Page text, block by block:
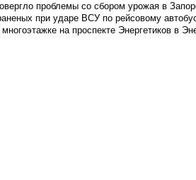
проблемы со сбором урожая в
при ударе ВСУ по рейсовому
на проспекте Энергетиков в